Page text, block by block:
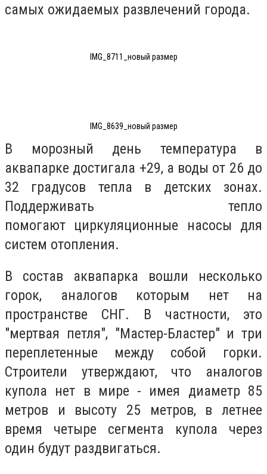
самых ожидаемых развлечений города.
IMG_8711_новый размер
IMG_8639_новый размер
В морозный день температура в
аквапарке достигала +29, а воды от 26 до
32 градусов тепла в детских зонах.
Поддерживать тепло
помогают циркуляционные насосы для
систем отопления.
В состав аквапарка вошли несколько
горок, аналогов которым нет на
пространстве СНГ. В частности, это
"мертвая петля", "Мастер-Бластер" и три
переплетенные между собой горки.
Строители утверждают, что аналогов
купола нет в мире - имея диаметр 85
метров и высоту 25 метров, в летнее
время четыре сегмента купола через
один будут раздвигаться.